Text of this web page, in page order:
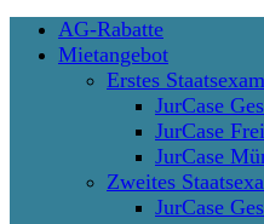
Close
AG-Rabatte
Mietangebot
Erstes
JurCase
JurCase
JurCase
Zweites
JurCase